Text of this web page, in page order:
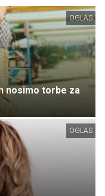
OGLAS
nosimo torbe za
OGLAS